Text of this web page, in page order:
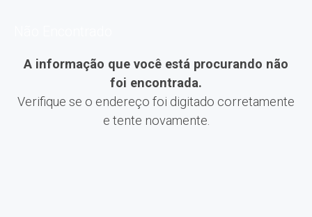
A informação que você está procurando não
foi encontrada.
Verifique se o endereço foi digitado corretamente
e tente novamente.